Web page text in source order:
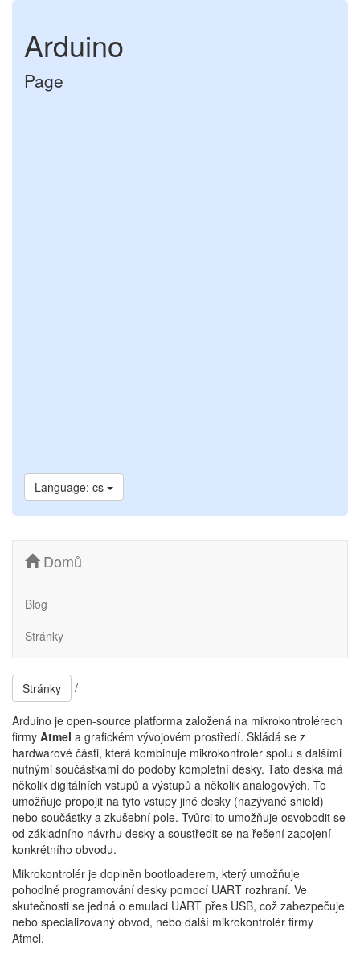
Arduino
Page
Language: cs
Domů
Blog
Stránky
Stránky /
Arduino je open-source platforma založená na mikrokontrolérech
firmy Atmel a grafickém vývojovém prostředí. Skládá se z
hardwarové části, která kombinuje mikrokontrolér spolu s dalšími
nutnými součástkami do podoby kompletní desky. Tato deska má
několik digitálních vstupů a výstupů a několik analogových. To
umožňuje propojit na tyto vstupy jiné desky (nazývané shield)
nebo součástky a zkušební pole. Tvůrci to umožňuje osvobodit se
od základního návrhu desky a soustředit se na řešení zapojení
konkrétního obvodu.
Mikrokontrolér je doplněn bootloaderem, který umožňuje
pohodlné programování desky pomocí UART rozhraní. Ve
skutečnosti se jedná o emulaci UART přes USB, což zabezpečuje
nebo specializovaný obvod, nebo další mikrokontrolér firmy
Atmel.